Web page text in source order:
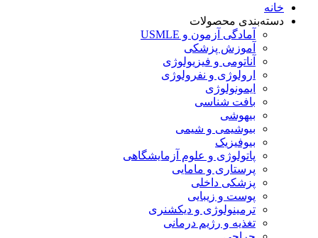
خانه
دسته‌بندی محصولات
آمادگی آزمون و USMLE
آموزش پزشکی
آناتومی و فیزیولوژی
ارولوژی و نفرولوژی
ایمونولوژی
بافت شناسی
بیهوشی
بیوشیمی و شیمی
بیوفیزیک
پاتولوژی و علوم آزمایشگاهی
پرستاری و مامایی
پزشکی داخلی
پوست و زیبایی
ترمینولوژی و دیکشنری
تغذیه و رژیم درمانی